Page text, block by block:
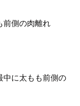
前側の肉離れ
中に太もも前側の